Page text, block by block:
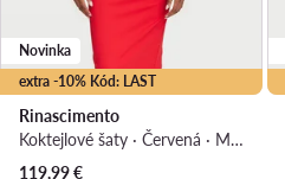
extra -10% Kód: LAST
Novinka
Rinascimento
Koktejlové šaty · Červená · Midi
119,99€